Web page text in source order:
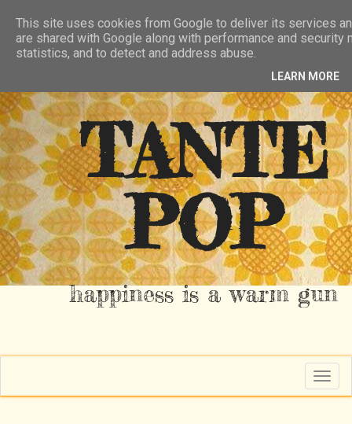
RSS FEED
TANTE
POP
happiness is a warm gun
T
o
g
This site uses cookies from Google to deliver its services
are shared with Google along with performance and
statistics, and to detect and address abuse.
LEARN MORE